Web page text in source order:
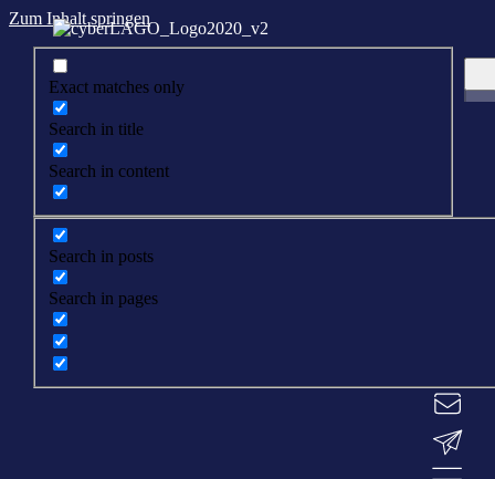
Zum Inhalt springen
Exact matches only
Search in title
Search in content
Search in posts
Search in pages